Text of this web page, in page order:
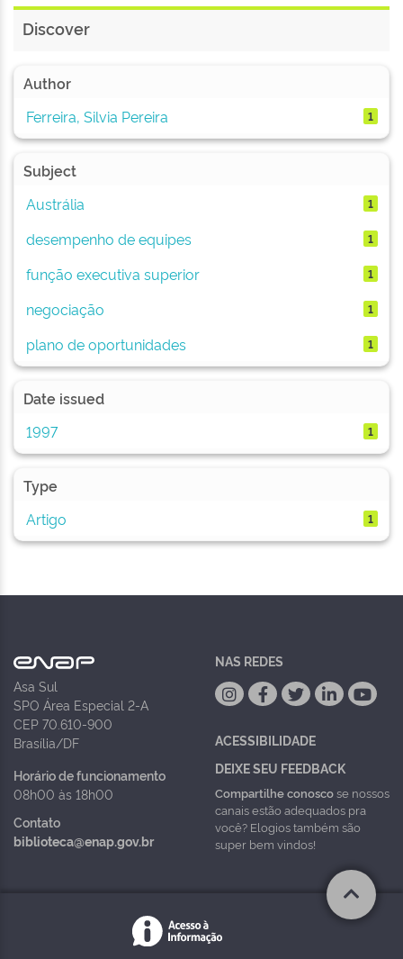
Discover
Author
Ferreira, Silvia Pereira
1
Subject
Austrália
1
desempenho de equipes 1
função executiva superior 1
negociação 1
plano de oportunidades 1
Date issued
1997
1
Type
Artigo
1
Asa Sul
SPO Área Especial 2-A
CEP 70.610-900
Brasília/DF
Horário de funcionamento
08h00 às 18h00
Contato
biblioteca@enap.gov.br
NAS REDES
ACESSIBILIDADE
DEIXE SEU FEEDBACK
Compartilhe conoscose nossos
canais estão adequados pra
você? Elogios também são
super bem vindos!